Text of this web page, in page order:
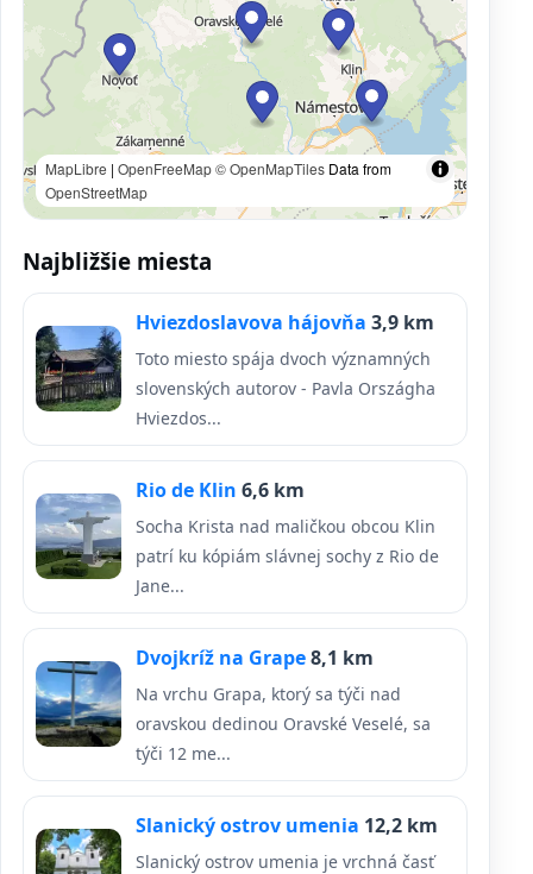
MapLibre | OpenFreeMap© OpenMapTiles Data from
OpenStreetMap
Najbližšie miesta
Hviezdoslavova hájovňa 3,9 km
Toto miesto spája dvoch významných
slovenských autorov - Pavla Országha
Hviezdos...
Rio de Klin 6,6 km
Socha Krista nad maličkou obcou Klin
patrí ku kópiám slávnej sochy z Rio de
Jane...
Dvojkríž na Grape8,1 km
Na vrchu Grapa, ktorý sa týči nad
oravskou dedinou Oravské Veselé, sa
týči 12 me...
Slanický ostrov umenia 12,2 km
Slanický ostrov umenia je vrchná časť